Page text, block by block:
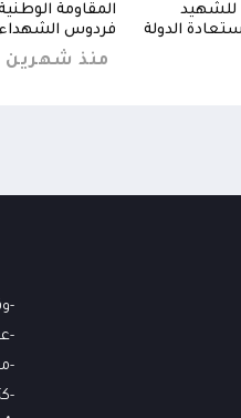
للشهيد
الدولة
المقاومة
فردوس الشهداء
منذ شهرين